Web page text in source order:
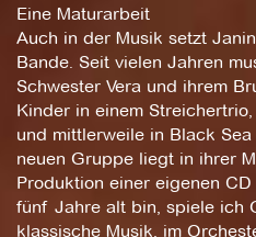
Eine Maturarbeit
Auch in der Musik setzt
Bande. Seit vielen Jahren
Schwester Vera und ihrem
Kinder in einem
und mittlerweile in Black
neuen Gruppe liegt in ihrer
Produktion einer eigenen
fünf Jahre alt bin, spiele ich
klassische Musik, im